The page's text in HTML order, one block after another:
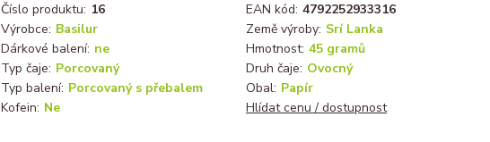
Číslo produktu: 16 EAN kód: 4792252933316
Výrobce: Basilur Země výroby: Srí Lanka
Dárkové balení: ne Hmotnost: 45 gramů
Typ čaje: Porcovaný Druh čaje: Ovocný
Typ balení: Porcovaný s přebalem Obal: Papír
Kofein: Ne Hlídat cenu / dostupnost